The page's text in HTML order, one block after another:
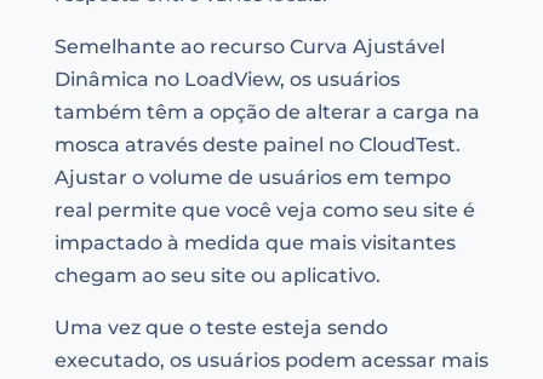
Semelhante ao recurso Curva Ajustável
Dinâmica no LoadView, os usuários
também têm a opção de alterar a carga na
mosca através deste painel no CloudTest.
Ajustar o volume de usuários em tempo
real permite que você veja como seu site é
impactado à medida que mais visitantes
chegam ao seu site ou aplicativo.
Uma vez que o teste esteja sendo
executado, os usuários podem acessar mais